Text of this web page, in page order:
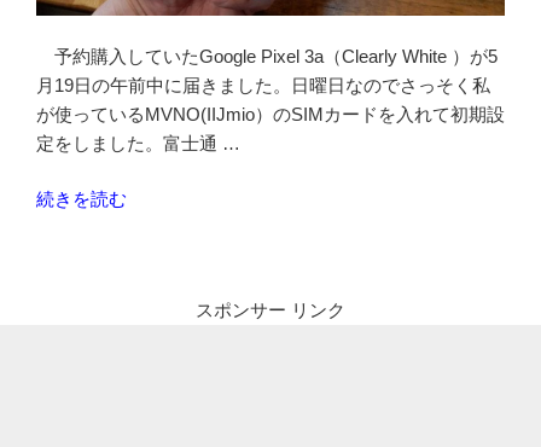
予約購入していたGoogle Pixel 3a（Clearly White ）が5
月19日の午前中に届きました。日曜日なのでさっそく私
が使っているMVNO(IIJmio）のSIMカードを入れて初期設
定をしました。富士通 …
“Google
続きを読む
スポンサー リンク